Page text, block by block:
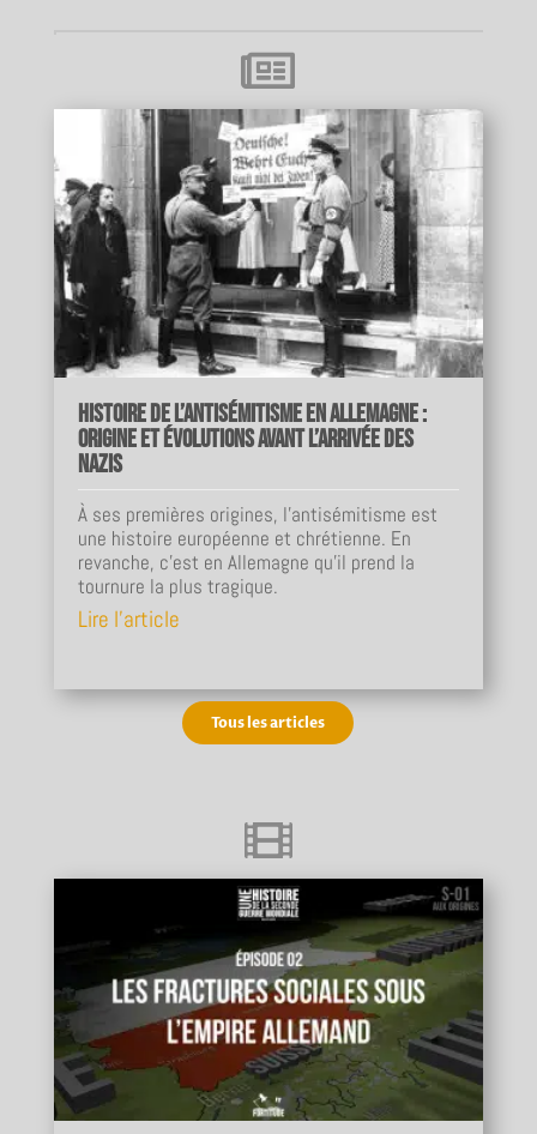

Histoire de l’antisémitisme en Allemagne :
origine et évolutions avant l’arrivée des
nazis
À ses premières origines, l'antisémitisme est
une histoire européenne et chrétienne. En
revanche, c'est en Allemagne qu'il prend la
tournure la plus tragique.
Lire l'article
Tous les articles
